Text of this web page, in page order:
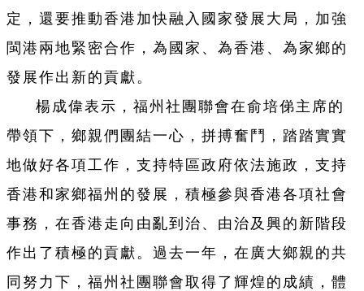
定，還要推動香港加快融入國家發展大局，加強
閩港兩地緊密合作，為國家、為香港、為家鄉的
發展作出新的貢獻。
楊成偉表示，福州社團聯會在俞培俤主席的
帶領下，鄉親們團結一心，拼搏奮鬥，踏踏實實
地做好各項工作，支持特區政府依法施政，支持
香港和家鄉福州的發展，積極參與香港各項社會
事務，在香港走向由亂到治、由治及興的新階段
作出了積極的貢獻。過去一年，在廣大鄉親的共
同努力下，福州社團聯會取得了輝煌的成績，體